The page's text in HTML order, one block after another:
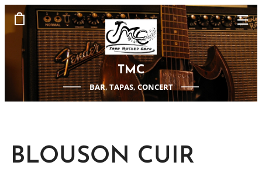
TMC
BAR, TAPAS, CONCERT
BLOUSON CUIR